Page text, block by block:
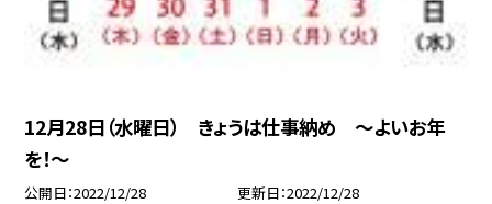
12月28日（水曜日） きょうは仕事納め 〜よいお年
を！〜
公開日 2022/12/28 更新日 2022/12/28